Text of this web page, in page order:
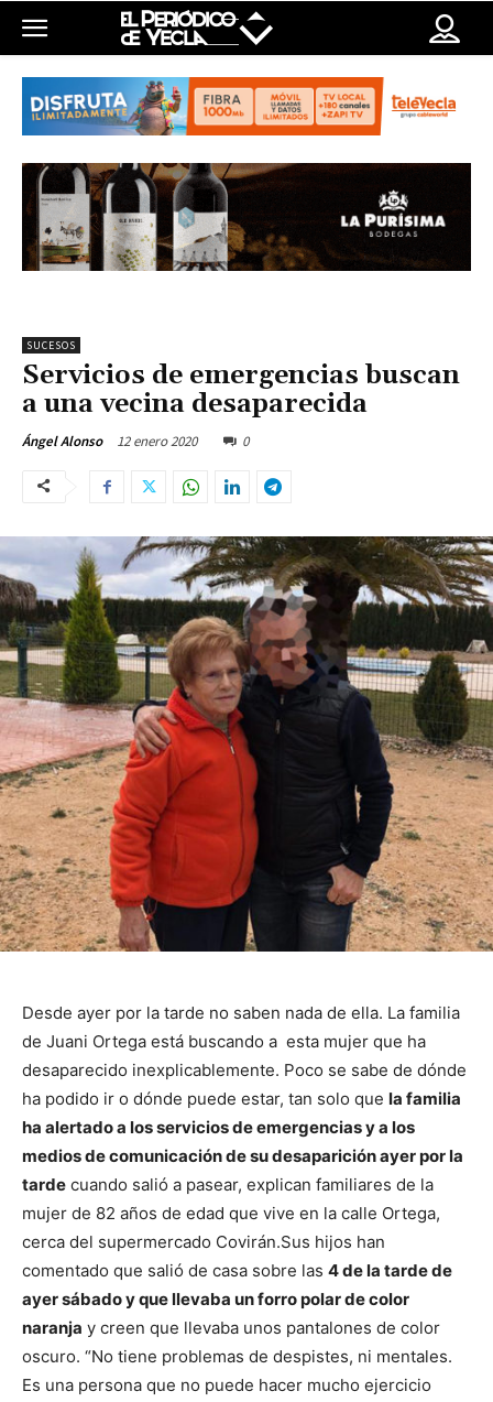
SUCESOS
Servicios de emergencias buscan
a una vecina desaparecida
Ángel Alonso 12 enero 2020 0
Desde ayer por la tarde no saben nada de ella. La familia
de Juani Ortega está buscando a esta mujer que ha
desaparecido inexplicablemente. Poco se sabe de dónde
ha podido ir o dónde puede estar, tan solo que la familia
ha alertado a los servicios de emergencias y a los
medios de comunicación de su desaparición ayer por la
tarde cuando salió a pasear, explican familiares de la
mujer de 82 años de edad que vive en la calle Ortega,
cerca del supermercado Covirán.Sus hijos han
comentado que salió de casa sobre las 4 de la tarde de
ayer sábado y que llevaba un forro polar de color
naranja y creen que llevaba unos pantalones de color
oscuro. “No tiene problemas de despistes, ni mentales.
Es una persona que no puede hacer mucho ejercicio